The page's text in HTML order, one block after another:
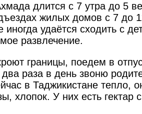
длится с 7 утра до 5
жилых домов с 7 до
удаётся сходить с
развлечение.
границы, поедем в
два раза в день звоню
в Таджикистане тепло,
хлопок. У них есть гектар